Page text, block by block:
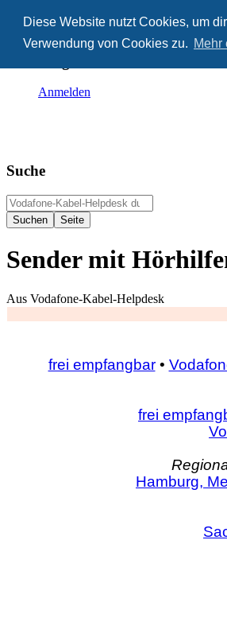
Diese Website nutzt Cookies, um
Verwendung von Cookies zu. Mehr
Anonym
Anmelden
Suche
Sender mit
Aus Vodafone-Kabel-Helpdesk
frei empfangbar•
frei
Hamburg,